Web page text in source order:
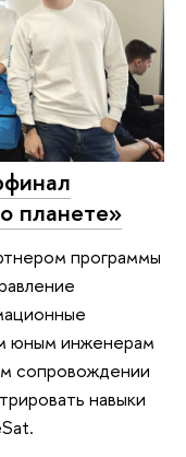
планете»
программы
юным инженерам
сопровождении
навыки